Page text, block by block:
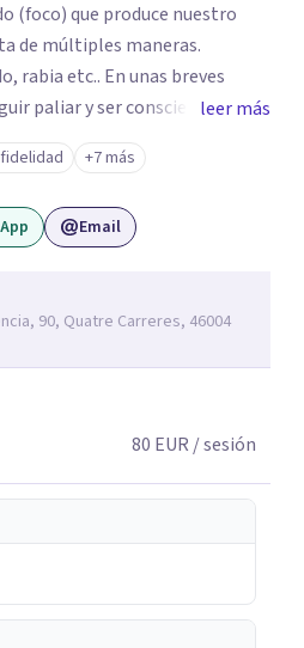
(foco) que produce nuestro
de múltiples maneras.
rabia etc.. En unas breves
paliar y ser consciente del
situación. Intentaré aligerar
que todos y todas llevamos.
el proceso. Tú serás el o la
los cambios. Te puedo
leer más
+7 más
Email
90, Quatre Carreres, 46004
80 EUR / sesión